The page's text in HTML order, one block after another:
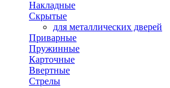
Накладные
Скрытые
для металлических дверей
Приварные
Пружинные
Карточные
Ввертные
Стрелы